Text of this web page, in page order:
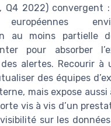
Q4 2022) convergent
européennes
au moins partielle
pour absorber
alertes. Recourir à
des équipes
mais expose aussi
vis à vis d’un
sur les